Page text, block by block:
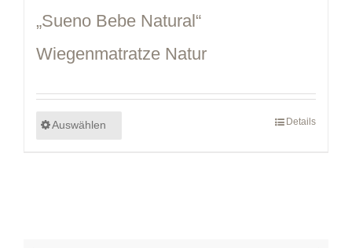
„Sueno Bebe Natural“
Wiegenmatratze Natur
Auswählen Details